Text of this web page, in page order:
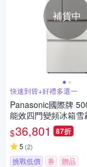
補貨中
快速到貨+好禮多選一
Panasonic國際牌 500公升一級
能效四門變頻冰箱雪
505XV-W
$36,801 87折
5 (2)
挑戰低價 券 贈品